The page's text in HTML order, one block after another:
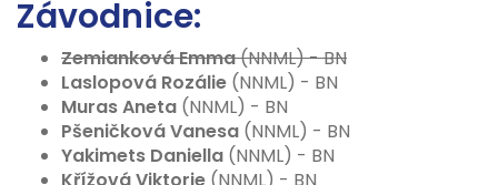
Závodnice:
Zemianková Emma(NNML) - BN
Laslopová Rozálie (NNML) - BN
Muras Aneta (NNML) - BN
Pšeničková Vanesa (NNML) - BN
Yakimets Daniella (NNML) - BN